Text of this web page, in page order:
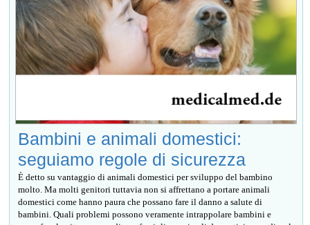
Bambini e animali domestici:
seguiamo regole di sicurezza
È detto su vantaggio di animali domestici per sviluppo del bambino
molto. Ma molti genitori tuttavia non si affrettano a portare animali
domestici come hanno paura che possano fare il danno a salute di
bambini. Quali problemi possono veramente intrappolare bambini e